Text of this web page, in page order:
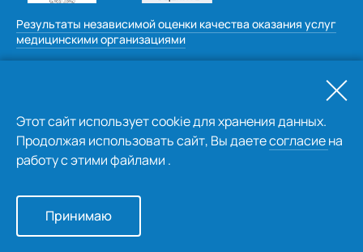
Результаты независимой оценки качества оказания услуг
медицинскими организациями
Создание сайта
«Пятое измерение» 2022
Этот сайт использует cookie для хранения данных.
Продолжая использовать сайт, Вы даетесогласиена
работу с этими файлами .
Принимаю